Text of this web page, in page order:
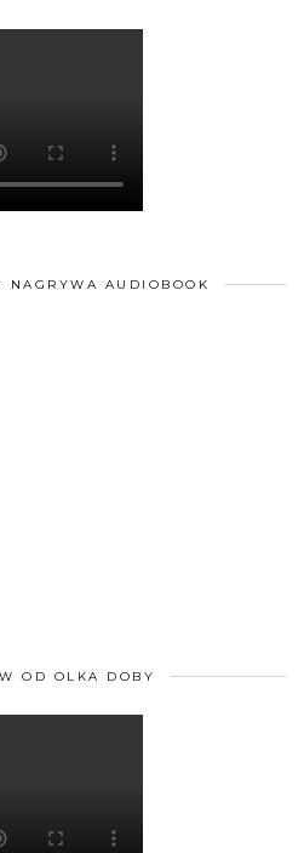
NAGRYWA AUDIOBOOK
OD OLKA DOBY